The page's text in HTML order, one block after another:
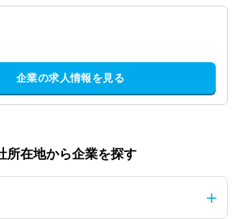
企業の求人情報を見る
所在地から企業を探す